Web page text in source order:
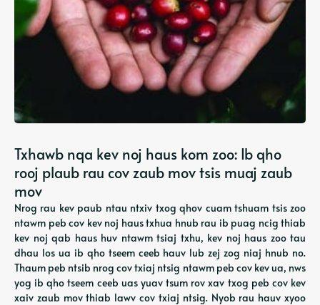
Txhawb nqa kev noj haus kom zoo: Ib qho
rooj plaub rau cov zaub mov tsis muaj zaub
mov
Nrog rau kev paub ntau ntxiv txog qhov cuam tshuam tsis zoo
ntawm peb cov kev noj haus txhua hnub rau ib puag ncig thiab
kev noj qab haus huv ntawm tsiaj txhu, kev noj haus zoo tau
dhau los ua ib qho tseem ceeb hauv lub zej zog niaj hnub no.
Thaum peb ntsib nrog cov txiaj ntsig ntawm peb cov kev ua, nws
yog ib qho tseem ceeb uas yuav tsum rov xav txog peb cov kev
xaiv zaub mov thiab lawv cov txiaj ntsig. Nyob rau hauv xyoo